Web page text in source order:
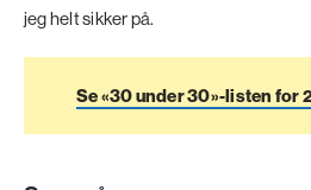
jeg helt sikker på.
Se «30 under 30»-listen for